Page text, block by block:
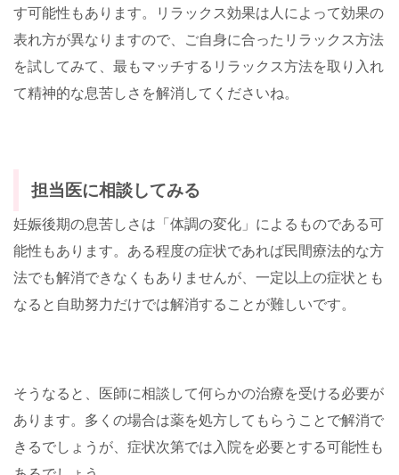
す可能性もあります。リラックス効果は人によって効果の
表れ方が異なりますので、ご自身に合ったリラックス方法
を試してみて、最もマッチするリラックス方法を取り入れ
て精神的な息苦しさを解消してくださいね。
担当医に相談してみる
妊娠後期の息苦しさは「体調の変化」によるものである可
能性もあります。ある程度の症状であれば民間療法的な方
法でも解消できなくもありませんが、一定以上の症状とも
なると自助努力だけでは解消することが難しいです。
そうなると、医師に相談して何らかの治療を受ける必要が
あります。多くの場合は薬を処方してもらうことで解消で
きるでしょうが、症状次第では入院を必要とする可能性も